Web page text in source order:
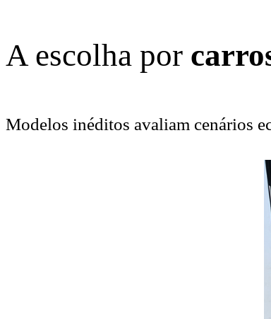
A escolha por
Modelos inéditos avaliam cenários